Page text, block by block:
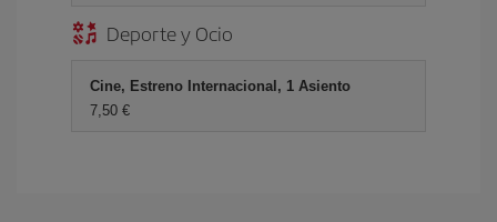
Deporte y Ocio
Cine, Estreno Internacional, 1 Asiento
7,50 €